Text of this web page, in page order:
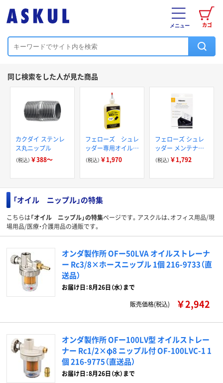
カゴ
メニュー
同じ検索をした人が見た商品
カクダイ ステンレ
ス丸ニップル
（税込） ￥388～
フェローズ シュレ
ッダー専用オイル
37250
（税込） ￥1,970
フェローズ シュレ
ッダー メンテナン
スシート FE-
4015501 1パック
（税込） ￥1,792
「オイル ニップル」の特集
こちらは「オイル ニップル」の特集ページです。アスクルは、オフィス用品/現
場用品/医療・介護用品の通販です。
オンダ製作所 OFー50LVA オイルストレーナ
ー Rc3/8×ホースニップル 1個 216-9733（直
送品）
お届け日：8月26日（水）まで
販売価格(税込)
￥2,942
オンダ製作所 OFー100LV型 オイルストレー
ナー Rc1/2×φ8 ニップル付 OF-100LVC-1 1
個 216-9775（直送品）
お届け日：8月26日（水）まで